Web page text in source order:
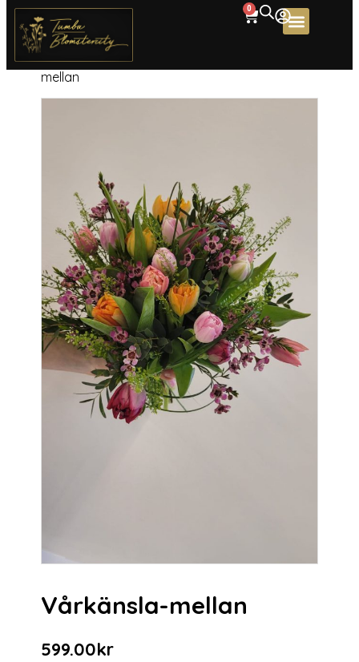
0
Home/Begravning
mellan
Vårkänsla-mellan
599.00kr